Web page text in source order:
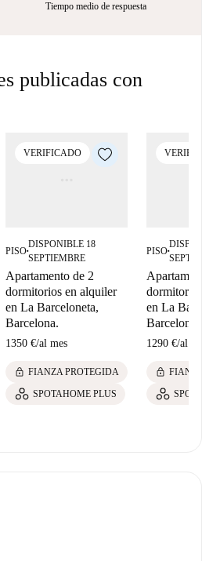
Tiempo medio de respuesta
publicadas con
VERIFICADO
PISO■
DISPONIBLE 18
SEPTIEMBRE
Apartamento de 2
dormitorios en alquiler
en La Barceloneta,
Barcelona.
1350 €/al mes
lock FIANZA PROTEGIDA
SPOTAHOME PLUS
PISO■
en La
Barcelona
1290 €/al
lock